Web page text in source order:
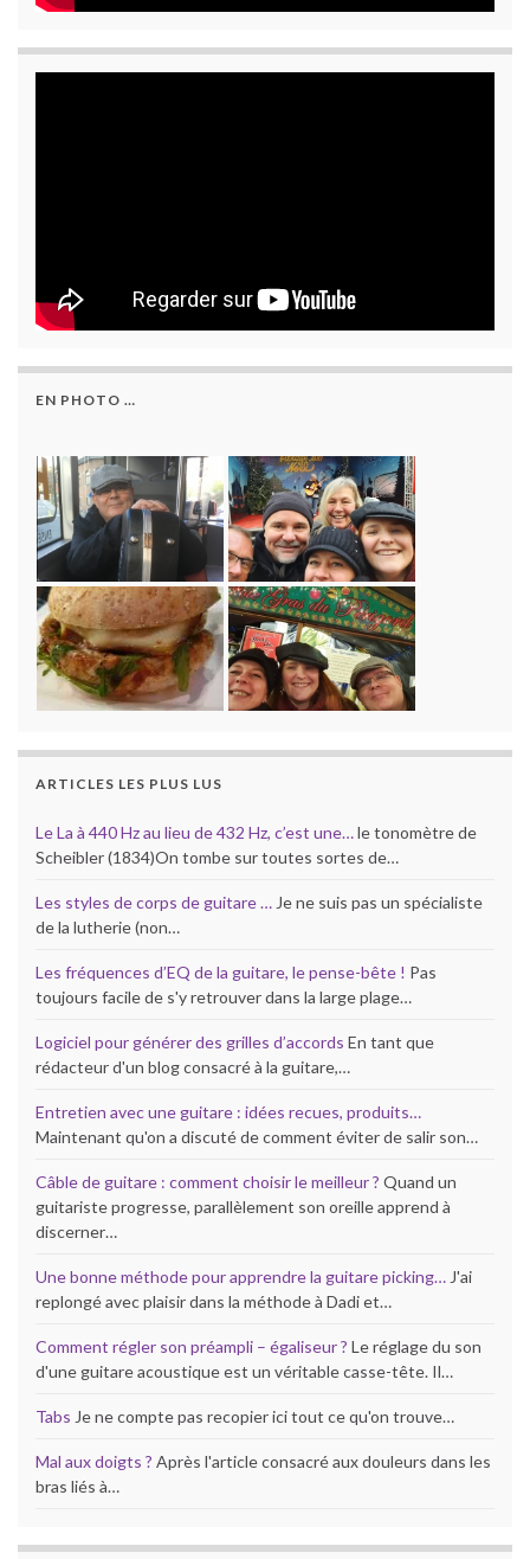
EN PHOTO …
ARTICLES LES PLUS LUS
Le La à 440 Hz au lieu de 432 Hz, c’est une…le tonomètre de
Scheibler (1834)On tombe sur toutes sortes de…
Les styles de corps de guitare … Je ne suis pas un spécialiste
de la lutherie (non…
Les fréquences d’EQ de la guitare, le pense-bête ! Pas
toujours facile de s'y retrouver dans la large plage…
Logiciel pour générer des grilles d’accords En tant que
rédacteur d'un blog consacré à la guitare,…
Entretien avec une guitare : idées recues, produits…
Maintenant qu'on a discuté de comment éviter de salir son…
Câble de guitare : comment choisir le meilleur ? Quand un
guitariste progresse, parallèlement son oreille apprend à
discerner…
Une bonne méthode pour apprendre la guitare picking… J'ai
replongé avec plaisir dans la méthode à Dadi et…
Comment régler son préampli – égaliseur ? Le réglage du son
d'une guitare acoustique est un véritable casse-tête. Il…
Tabs Je ne compte pas recopier ici tout ce qu'on trouve…
Mal aux doigts ? Après l'article consacré aux douleurs dans les
bras liés à…